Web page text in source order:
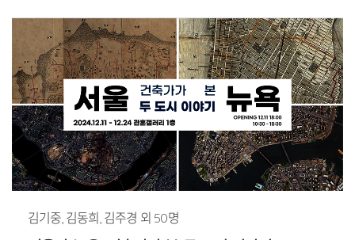
김기중, 김동희, 김주경 외 50명